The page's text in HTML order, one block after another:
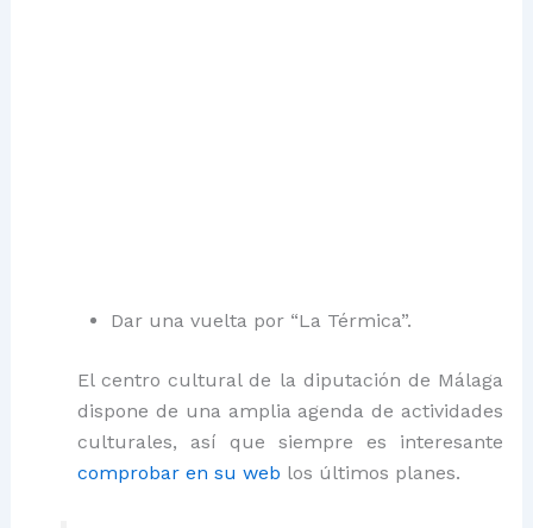
Dar una vuelta por “La Térmica”.
El centro cultural de la diputación de Málaga
dispone de una amplia agenda de actividades
culturales, así que siempre es interesante
comprobar en su web los últimos planes.